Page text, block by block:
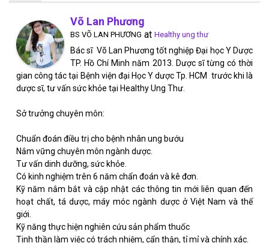
Võ Lan Phương
BS VÕ LAN PHƯƠNG at Healthy ung thư
Bác sĩ Võ Lan Phương tốt nghiệp Đại học Y Dược
TP. Hồ Chí Minh năm 2013. Dược sĩ từng có thời
gian công tác tại Bệnh viện đại Học Y dược Tp. HCM trước khi là
dược sĩ, tư vấn sức khỏe tại Healthy Ung Thư.
Sở trưởng chuyên môn:
Chuẩn đoán điều trị cho bệnh nhân ung bướu
Nắm vững chuyên môn ngành dược.
Tư vấn dinh dưỡng, sức khỏe.
Có kinh nghiệm trên 6 năm chẩn đoán và kê đơn.
Kỹ năm nắm bắt và cập nhật các thông tin mới liên quan đến
hoạt chất, tá dược, máy móc ngành dược ở Việt Nam và thế
giới.
Kỹ năng thực hiện nghiên cứu sản phẩm thuốc
Tinh thần làm việc có trách nhiệm, cẩn thận, tỉ mỉ và chính xác.